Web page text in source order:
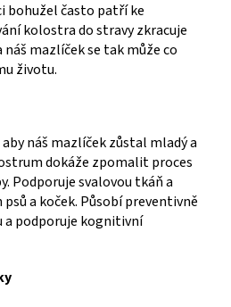
bohužel často patří ke
kolostra do stravy zkracuje
mazlíček se tak může co
životu.
náš mazlíček zůstal mladý a
dokáže zpomalit proces
Podporuje svalovou tkáň a
a koček. Působí preventivně
a podporuje kognitivní